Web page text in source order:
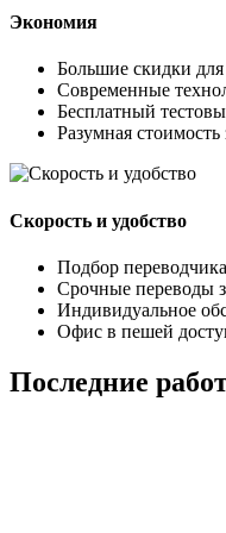
Экономия
Большие скидки
Современные
Бесплатный
Разумная
Скорость и удобство
Подбор
Срочные переводы
Индивидуальное
Офис в пешей
Последние